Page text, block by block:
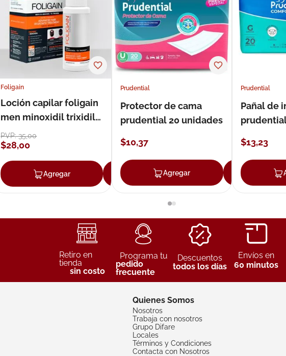
Agregar
Foligain
Loción capilar foligain
men minoxidil trixidil
loción 59 ml
PVP:35,00
$28,00
Agregar Agregar
Prudential
Protector de cama
prudential 20 unidades
$10,37
Agregar
Prudential
Pañal de
$13,23
Retiro en
tienda
sin costo
Programa tu
pedido
frecuente
Descuentos
todos los días
Envíos en
60 minutos
Quienes Somos
Nosotros
Trabaja con nosotros
Grupo Difare
Locales
Términos y Condiciones
Contacta con Nosotros